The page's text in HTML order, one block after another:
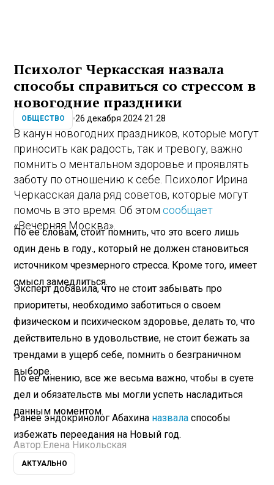
Психолог Черкасская назвала
способы справиться со стрессом в
новогодние праздники
ОБЩЕСТВО 26 декабря 2024 21:28
В канун новогодних праздников, которые могут
приносить как радость, так и тревогу, важно
помнить о ментальном здоровье и проявлять
заботу по отношению к себе. Психолог Ирина
Черкасская дала ряд советов, которые могут
помочь в это время. Об этом сообщает
«Вечерняя Москва».
По ее словам, стоит помнить, что это всего лишь
один день в году., который не должен становиться
источником чрезмерного стресса. Кроме того, имеет
смысл замедлиться.
Эксперт добавила, что не стоит забывать про
приоритеты, необходимо заботиться о своем
физическом и психическом здоровье, делать то, что
действительно в удовольствие, не стоит бежать за
трендами в ущерб себе, помнить о безграничном
выборе.
По ее мнению, все же весьма важно, чтобы в суете
дел и обязательств мы могли успеть насладиться
данным моментом.
Ранее эндокринолог Абахина назвала способы
избежать переедания на Новый год.
Автор:Елена Никольская
АКТУАЛЬНО